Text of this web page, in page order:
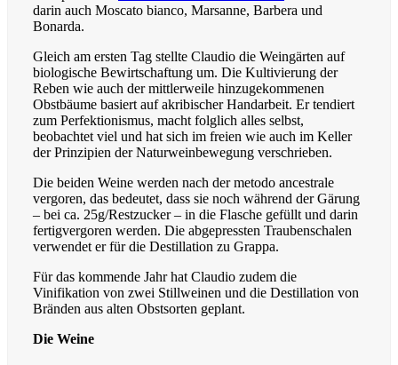
darin auch Moscato bianco, Marsanne, Barbera und
Bonarda.
Gleich am ersten Tag stellte Claudio die Weingärten auf
biologische Bewirtschaftung um. Die Kultivierung der
Reben wie auch der mittlerweile hinzugekommenen
Obstbäume basiert auf akribischer Handarbeit. Er tendiert
zum Perfektionismus, macht folglich alles selbst,
beobachtet viel und hat sich im freien wie auch im Keller
der Prinzipien der Naturweinbewegung verschrieben.
Die beiden Weine werden nach der metodo ancestrale
vergoren, das bedeutet, dass sie noch während der Gärung
– bei ca. 25g/Restzucker – in die Flasche gefüllt und darin
fertigvergoren werden. Die abgepressten Traubenschalen
verwendet er für die Destillation zu Grappa.
Für das kommende Jahr hat Claudio zudem die
Vinifikation von zwei Stillweinen und die Destillation von
Bränden aus alten Obstsorten geplant.
Die Weine